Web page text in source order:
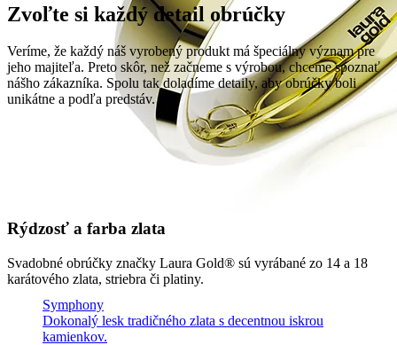
Symphony
Dokonalý lesk tradičného zlata s decentnou iskrou
kamienkov.
Zvoľte si každý detail obrúčky
Veríme, že každý náš vyrobený produkt má špeciálny význam pre
jeho majiteľa. Preto skôr, než začneme s výrobou, chceme spoznať
nášho zákazníka. Spolu tak doladíme detaily, aby obrúčky boli
unikátne a podľa predstáv.
Rýdzosť a farba zlata
Svadobné obrúčky značky Laura Gold® sú vyrábané zo 14 a 18
karátového zlata, striebra či platiny.